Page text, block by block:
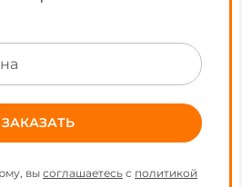
вы соглашаетесь с политикой